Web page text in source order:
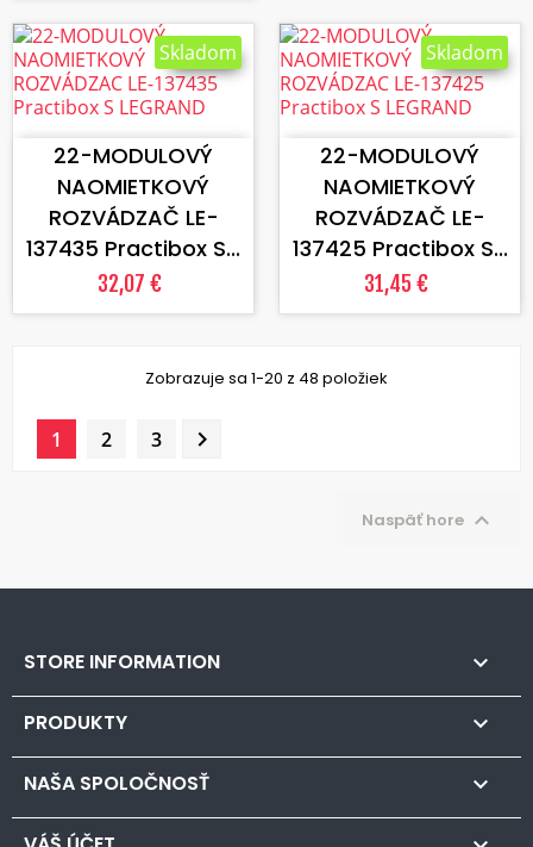
VLOŽIŤ DO KOŠÍKA
22-MODULOVÝ
NAOMIETKOVÝ
ROZVÁDZAČ LE-
137435 Practibox S...
32,07 €
Skladom
VLOŽIŤ DO KOŠÍKA
22-MODULOVÝ
NAOMIETKOVÝ
ROZVÁDZAČ LE-
137425 Practibox S...
31,45 €
Skladom
Zobrazuje sa 1-20 z 48 položiek
1 2 3 
Naspäť hore 
STORE INFORMATION 
PRODUKTY 
NAŠA SPOLOČNOSŤ 